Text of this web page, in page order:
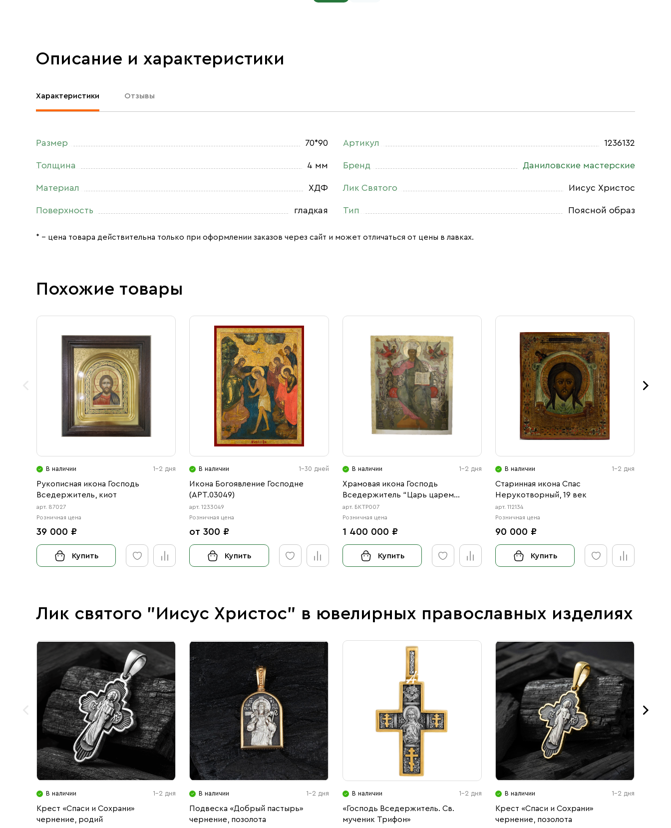
Описание и характеристики
Характеристики Отзывы
Размер 70*90
Толщина 4 мм
Материал ХДФ
Поверхность гладкая
Артикул 1236132
Бренд Даниловские мастерские
Лик Святого Иисус Христос
Тип Поясной образ
* – цена товара действительна только при оформлении заказов через сайт и может отличаться от цены в лавках.
Похожие товары
В наличии 1-2 дня
Рукописная икона Господь
Вседержитель, киот
арт. 87027
Розничная цена
39 000 ₽
Купить
В наличии 1-30 дней
Икона Богоявление Господне
(АРТ.03049)
арт. 1233049
Розничная цена
от 300 ₽
Купить
В наличии 1-2 дня
Храмовая икона Господь
Вседержитель “Царь царем
Великий Архиерей», 17 век
арт. БКТР007
Розничная цена
1 400 000 ₽
Купить
В наличии 1-2 дня
Старинная икона Спас
Нерукотворный, 19 век
арт. 112134
Розничная цена
90 000 ₽
Купить
Лик святого "Иисус Христос" в ювелирных православных изделиях
В наличии 1-2 дня
Крест «Спаси и Сохрани»
чернение, родий
В наличии 1-2 дня
Подвеска «Добрый пастырь»
чернение, позолота
В наличии 1-2 дня
«Господь Вседержитель. Св.
мученик Трифон»
В наличии 1-2 дня
Крест «Спаси и Сохрани»
чернение, позолота